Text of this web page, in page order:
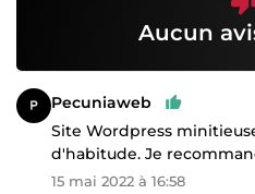
Aucun
Pecuniaweb
Site Wordpress
d'habitude. Je
15 mai 2022 à 16:58